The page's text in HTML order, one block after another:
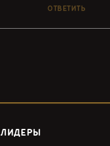
ОТВЕТИТЬ
ЛИДЕРЫ